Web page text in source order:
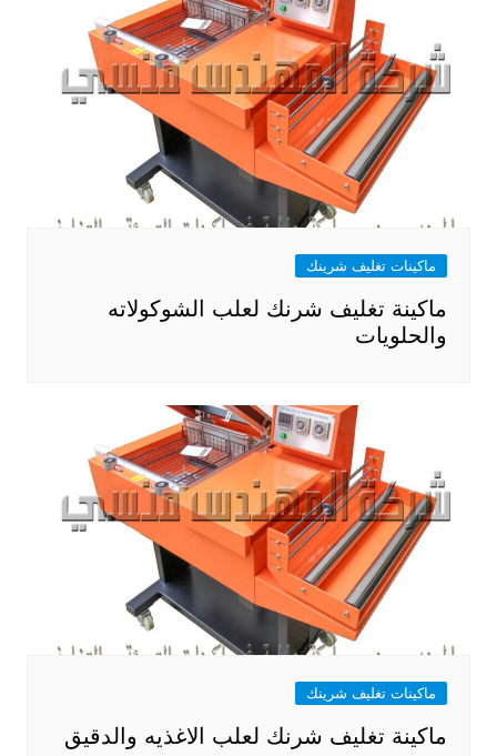
ماكينات تغليف شرينك
ماكينة تغليف شرنك لعلب الشوكولاته
والحلويات
ماكينات تغليف شرينك
ماكينة تغليف شرنك لعلب الاغذيه والدقيق